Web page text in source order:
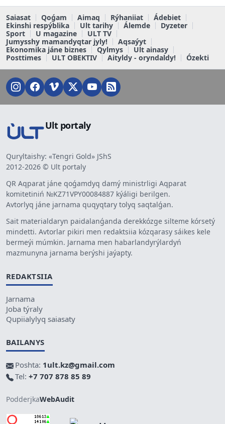
Saiasat Qoǵam Aimaq Rýhaniiat
Ádebiet
Ekinshi respýblika
Ult tarihy Álemde
Dyzeter
Sport
U magazine
ULT TV
Jumysshy mamandyqtar jyly!
Aqsaýyt
Ekonomika jáne biznes
Qylmys
Ult ainasy
Posttimes
ULT OBEKTIV Aityldy - oryndaldy! Ózekti
Ult portaly
Quryltaishy: «Tengri Gold» JShS
2012-2026 © Ult portaly
QR Aqparat jáne qoǵamdyq damý ministrligi Aqparat
komitetiniń №KZ71VPY00084887 kýáligi berilgen.
Avtorlyq jáne jarnama quqyqtary tolyq saqtalǵan.
Sait materialdaryn paidalanǵanda derekkózge silteme kórsetý
mindetti. Avtorlar pikiri men redaktsiia kózqarasy sáikes kele
bermeýi múmkin. Jarnama men habarlandyrýlardyń
mazmunyna jarnama berýshi jaýapty.
REDAKTSIIA
Jarnama
Joba týraly
Qupiialylyq saiasaty
BAILANYS
Poshta: 1ult.kz@gmail.com
Tel: +7 707 878 85 89
PodderjkaWebAudit